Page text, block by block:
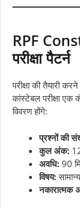
RPF
परीक्षा पैटर्न
परीक्षा की तैयारी
कांस्टेबल परीक्षा एक
विवरण होंगे:
प्रश्नों की
कुल अंक:
अवधि: 90
विषय:
नकारात्मक